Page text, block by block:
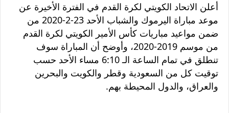
أعلن الاتحاد الكويتي لكرة القدم في الفترة الأخيرة عن
موعد مباراة اليرموك والشباب الأحد 23-2-2020 من
ضمن مواعيد مباريات كأس الأمير الكويتي لكرة القدم
من موسم 2019-2020، وأوضح أن المباراة سوف
تنطلق في تمام الساعة الـ 6:10 مساء الأحد حسب
توقيت كل من السعودية وقطر والكويت والبحرين
والعراق، والدول المحيطة بهم.